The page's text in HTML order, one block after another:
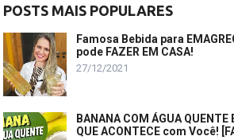
POSTS MAIS POPULARES
Famosa Bebida para
pode FAZER EM CASA!
27/12/2021
BANANA COM ÁGUA
QUE ACONTECE com Você!